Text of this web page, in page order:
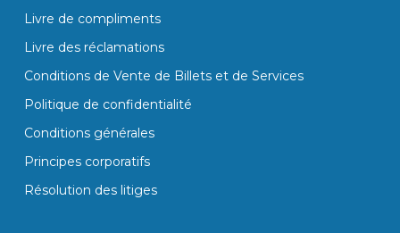
Livre de compliments
Livre des réclamations
Conditions de Vente de Billets et de Services
Politique de confidentialité
Conditions générales
Principes corporatifs
Résolution des litiges